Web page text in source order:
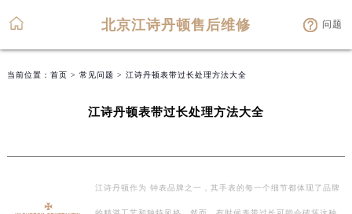
北京江诗丹顿售后维修 问题
当前位置： 首页 > 常见问题 > 江诗丹顿表带过长处理方法大全
江诗丹顿表带过长处理方法大全
江诗丹顿作为 钟表品牌之一，其手表的每一个细节都体现了品牌